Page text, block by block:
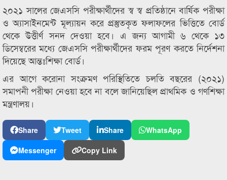
২০২১ সালের জেএসসি পরীক্ষার্থীদের স্ব স্ব প্রতিষ্ঠানে বার্ষিক পরীক্ষা
ও অ্যাসাইনমেন্ট মূল্যায়ন করে প্রস্তুতকৃত ফলাফলের ভিত্তিতে বোর্ড
থেকে উত্তীর্ণ সনদ দেওয়া হবে। এ জন্য আগামী ৬ থেকে ১৩
ডিসেম্বরের মধ্যে জেএসসি পরীক্ষার্থীদের ফরম পূরণ করতে নির্দেশনা
দিয়েছে আন্তঃশিক্ষা বোর্ড।
এর আগে করোনা সংক্রমণ পরিস্থিতিতে চলতি বছরের (২০২১)
সমাপনী পরীক্ষা নেওয়া হবে না বলে জানিয়েছিল প্রাথমিক ও গণশিক্ষা
মন্ত্রণালয়।
Share Tweet Share
WhatsApp
Messenger
Copy Link